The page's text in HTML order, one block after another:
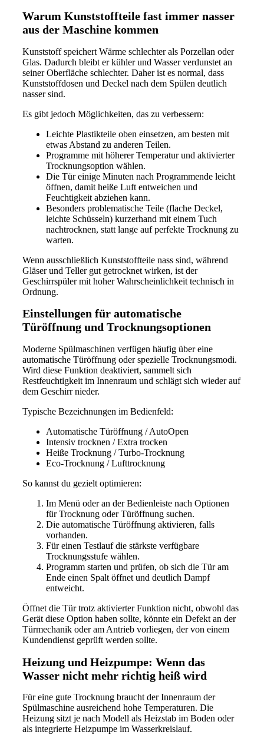
Warum Kunststoffteile fast immer nasser
aus der Maschine kommen
Kunststoff speichert Wärme schlechter als Porzellan oder
Glas. Dadurch bleibt er kühler und Wasser verdunstet an
seiner Oberfläche schlechter. Daher ist es normal, dass
Kunststoffdosen und Deckel nach dem Spülen deutlich
nasser sind.
Es gibt jedoch Möglichkeiten, das zu verbessern:
Leichte Plastikteile oben einsetzen, am besten mit
etwas Abstand zu anderen Teilen.
Programme mit höherer Temperatur und aktivierter
Trocknungsoption wählen.
Die Tür einige Minuten nach Programmende leicht
öffnen, damit heiße Luft entweichen und
Feuchtigkeit abziehen kann.
Besonders problematische Teile (flache Deckel,
leichte Schüsseln) kurzerhand mit einem Tuch
nachtrocknen, statt lange auf perfekte Trocknung zu
warten.
Wenn ausschließlich Kunststoffteile nass sind, während
Gläser und Teller gut getrocknet wirken, ist der
Geschirrspüler mit hoher Wahrscheinlichkeit technisch in
Ordnung.
Einstellungen für automatische
Türöffnung und Trocknungsoptionen
Moderne Spülmaschinen verfügen häufig über eine
automatische Türöffnung oder spezielle Trocknungsmodi.
Wird diese Funktion deaktiviert, sammelt sich
Restfeuchtigkeit im Innenraum und schlägt sich wieder auf
dem Geschirr nieder.
Typische Bezeichnungen im Bedienfeld:
Automatische Türöffnung / AutoOpen
Intensiv trocknen / Extra trocken
Heiße Trocknung / Turbo-Trocknung
Eco-Trocknung / Lufttrocknung
So kannst du gezielt optimieren:
Im Menü oder an der Bedienleiste nach Optionen
für Trocknung oder Türöffnung suchen.
Die automatische Türöffnung aktivieren, falls
vorhanden.
Für einen Testlauf die stärkste verfügbare
Trocknungsstufe wählen.
Programm starten und prüfen, ob sich die Tür am
Ende einen Spalt öffnet und deutlich Dampf
entweicht.
Öffnet die Tür trotz aktivierter Funktion nicht, obwohl das
Gerät diese Option haben sollte, könnte ein Defekt an der
Türmechanik oder am Antrieb vorliegen, der von einem
Kundendienst geprüft werden sollte.
Heizung und Heizpumpe: Wenn das
Wasser nicht mehr richtig heiß wird
Für eine gute Trocknung braucht der Innenraum der
Spülmaschine ausreichend hohe Temperaturen. Die
Heizung sitzt je nach Modell als Heizstab im Boden oder
als integrierte Heizpumpe im Wasserkreislauf.